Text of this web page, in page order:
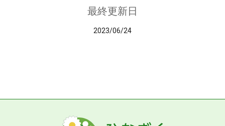
最終更新日
2023/06/24